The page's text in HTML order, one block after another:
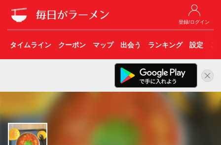
登録/ログイン
タイムライン クーポン マップ 出会う ランキング 設定 こ